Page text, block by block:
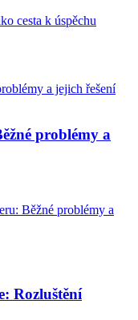
cesta k úspěchu
problémy a
Běžné problémy a
Rozluštění